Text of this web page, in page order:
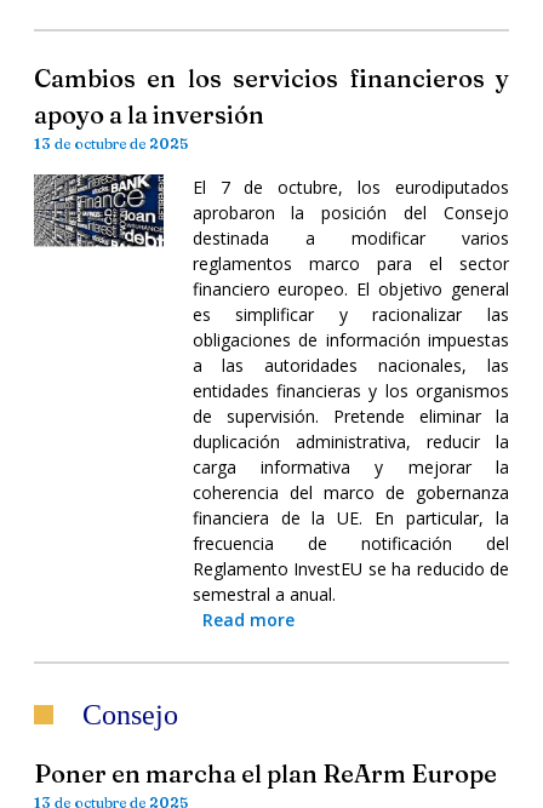
Cambios en los servicios financieros y
apoyo a la inversión
13 de octubre de 2025
El 7 de octubre, los eurodiputados
aprobaron la posición del Consejo
destinada a modificar varios
reglamentos marco para el sector
financiero europeo. El objetivo general
es simplificar y racionalizar las
obligaciones de información impuestas
a las autoridades nacionales, las
entidades financieras y los organismos
de supervisión. Pretende eliminar la
duplicación administrativa, reducir la
carga informativa y mejorar la
coherencia del marco de gobernanza
financiera de la UE. En particular, la
frecuencia de notificación del
Reglamento InvestEU se ha reducido de
semestral a anual.
Read more
Consejo
Poner en marcha el plan ReArm Europe
13 de octubre de 2025